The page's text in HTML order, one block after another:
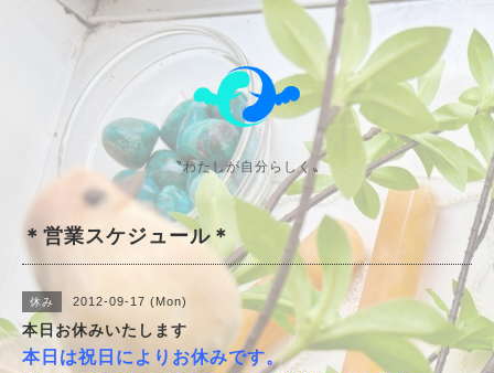
〝わたしが自分らしく〟
＊営業スケジュール＊
休み 2012-09-17 (Mon)
本日お休みいたします
本日は祝日によりお休みです。